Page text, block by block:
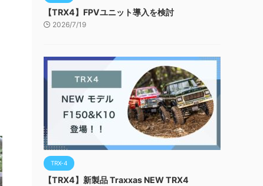
【TRX4】FPVユニット導入を検討
2026/7/19
TRX-4
【TRX4】新製品 Traxxas NEW TRX4